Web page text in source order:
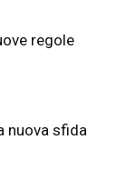
regole
nuova sfida